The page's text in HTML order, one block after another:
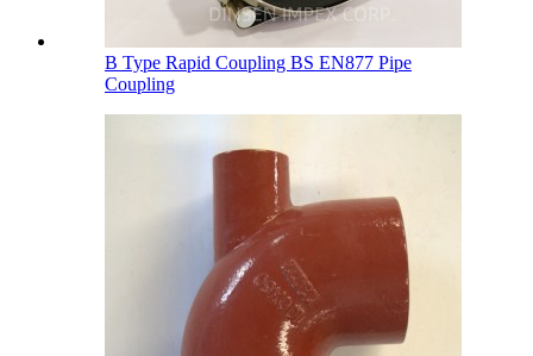
B Type Rapid Coupling BS EN877 Pipe
Coupling